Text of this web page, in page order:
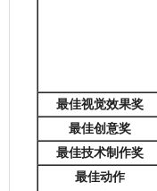
最佳视觉效果奖
最佳创意奖
最佳技术制作奖
最佳动作